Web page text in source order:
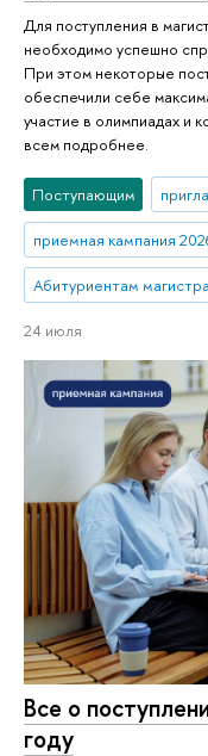
Для поступления в
необходимо успешно
При этом некоторые
обеспечили себе
участие в олимпиадах и
всем подробнее.
Поступающим
приемная кампания
Абитуриентам
24 июля
Все о
году